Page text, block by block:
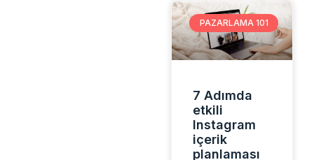
PAZARLAMA 101
7 Adımda
etkili
Instagram
içerik
planlaması